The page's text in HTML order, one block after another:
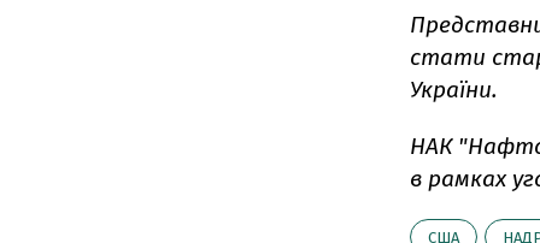
стати
України.
НАК
в рамках
США